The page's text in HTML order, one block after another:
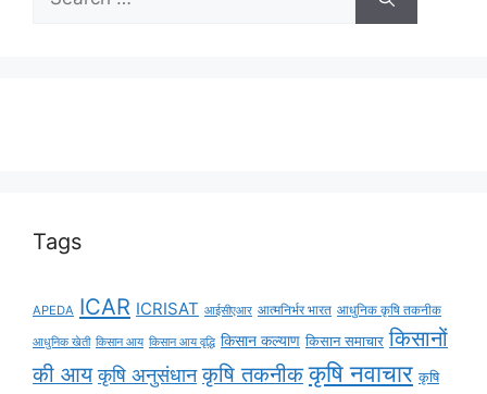
Tags
APEDA ICAR ICRISAT आईसीएआर आत्मनिर्भर भारत आधुनिक कृषि तकनीक
आधुनिक खेती किसान आय किसान आय वृद्धि किसान कल्याण किसान समाचार किसानों
की आय कृषि अनुसंधान कृषि तकनीक कृषि नवाचार कृषि